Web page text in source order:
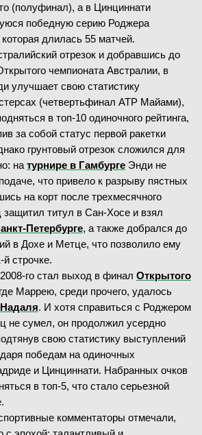
(полуфинал), а в Цинциннати
победную серию Роджера
длилась 55 матчей.
отрезок и добравшись до
чемпионата Австралии, в
улучшает свою статистику
(четвертьфинал ATP Майами),
в топ-10 одиночного рейтинга,
за собой статус первой ракетки
грунтовый отрезок сложился для
на турнире в Гамбурге Энди не
что привело к разрыву пястных
на корт после трехмесячного
защитил титул в Сан-Хосе и взял
Петербурге, а также добрался до
в Дохе и Метце, что позволило ему
й строчке.
го стал выход в финал Открытого
Маррею, среди прочего, удалось
. И хотя справиться с Роджером
не сумел, он продолжил усердно
свою статистику выступлений
победам на одиночных
и Цинциннати. Набранных очков
в топ-5, что стало серьезной
комментаторы отмечали,